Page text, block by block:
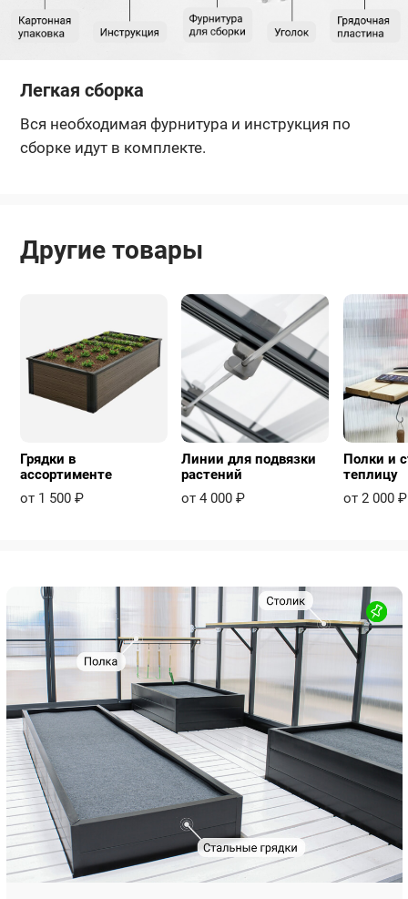
Легкая сборка
Вся необходимая фурнитура и инструкция по
сборке идут в комплекте.
Другие товары
Грядки в
ассортименте
от 1 500 ₽
Линии для подвязки
растений
от 4 000 ₽
Полки и
теплицу
от 2 000 ₽